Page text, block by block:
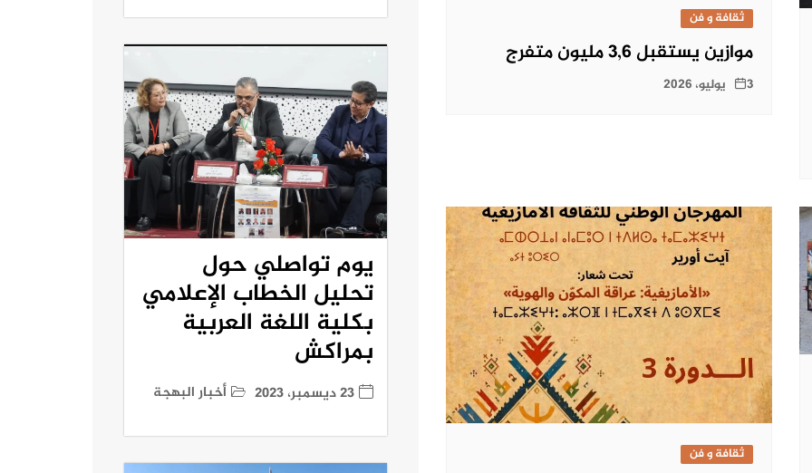
ثقافة و فن
موازين يستقبل 3,6 مليون متفرج
3 يوليو، 2026
ثقافة و فن
يوم تواصلي حول
تحليل الخطاب الإعلامي
بكلية اللغة العربية
بمراكش
23 ديسمبر، 2023 أخبار البهجة